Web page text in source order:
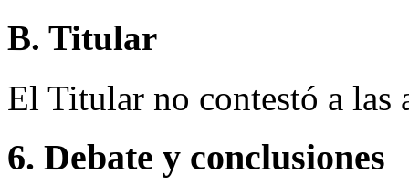
B. Titular
El Titular no contestó a las
6. Debate y conclusiones